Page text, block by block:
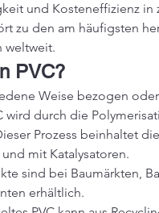
und Kosteneffizienz
zu den am häufigsten
weltweit.
PVC?
Weise bezogen
wird durch die
Prozess beinhaltet
mit Katalysatoren.
sind bei Baumärkten,
erhältlich.